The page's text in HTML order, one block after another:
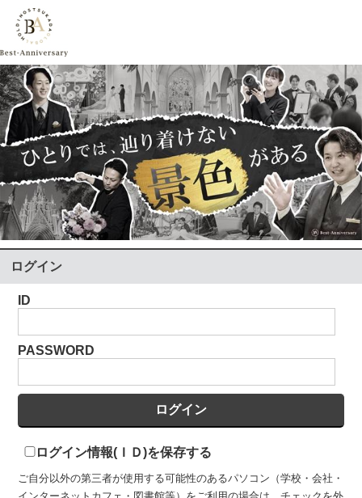
ログイン
ID
PASSWORD
ログイン情報(ＩＤ)を保存する
ご自分以外の第三者が使用する可能性のあるパソコン（学校・会社・